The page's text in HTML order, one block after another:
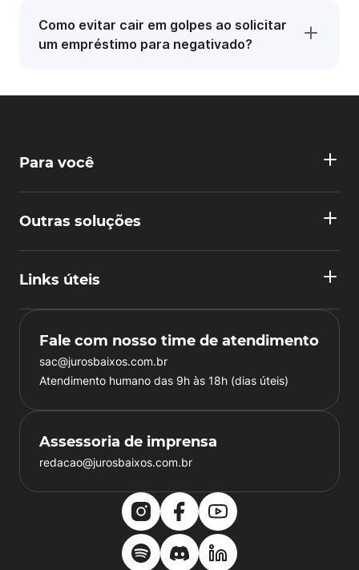
Como evitar cair em golpes ao solicitar
um empréstimo para negativado?
Para você
Outras soluções
Links úteis
Fale com nosso time de atendimento
sac@jurosbaixos.com.br
Atendimento humano das 9h às 18h (dias úteis)
Assessoria de imprensa
redacao@jurosbaixos.com.br